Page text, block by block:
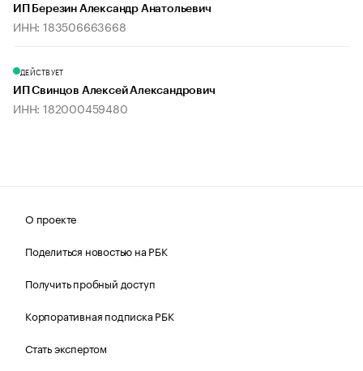
ИП Березин Александр Анатольевич
ИНН: 183506663668
ДЕЙСТВУЕТ
ИП Свинцов Алексей Александрович
ИНН: 182000459480
О проекте
Поделиться новостью на РБК
Получить пробный доступ
Корпоративная подписка РБК
Стать экспертом